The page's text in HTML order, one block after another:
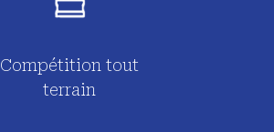
Compétition tout
terrain